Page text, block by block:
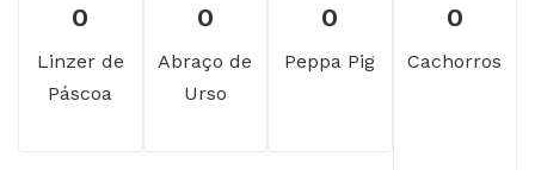
0
Linzer de
Páscoa
0
Abraço de
Urso
0
Peppa Pig
0
Cachorros